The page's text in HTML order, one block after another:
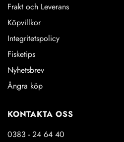
Frakt och Leverans
Köpvillkor
Integritetspolicy
Fisketips
Nyhetsbrev
Ångra köp
KONTAKTA OSS
0383 - 24 64 40